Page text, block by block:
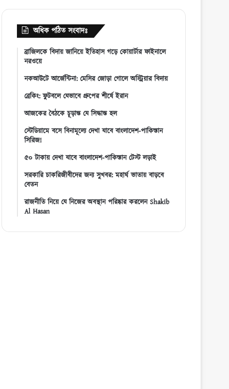
অধিক পঠিত সংবাদঃ
ব্রাজিলকে বিদায় জানিয়ে ইতিহাস গড়ে কোয়ার্টার ফাইনালে
নরওয়ে
নকআউটে আর্জেন্টিনা: মেসির জোড়া গোলে অস্ট্রিয়ার বিদায়
ব্রেকিং: ফুটবলে যেভাবে গ্রুপের শীর্ষে ইরান
আজকের বৈঠকে চূড়ান্ত যে সিদ্ধান্ত হল
স্টেডিয়ামে বসে বিনামূল্যে দেখা যাবে বাংলাদেশ-পাকিস্তান
সিরিজ!
৫০ টাকায় দেখা যাবে বাংলাদেশ-পাকিস্তান টেস্ট লড়াই
সরকারি চাকরিজীবীদের জন্য সুখবর: মহার্ঘ ভাতায় বাড়বে
বেতন
রাজনীতি নিয়ে যে নিজের অবস্থান পরিষ্কার করলেন Shakib
Al Hasan